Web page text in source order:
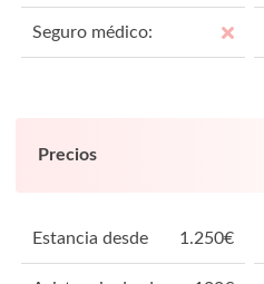
Seguro médico:
Precios
Estancia desde 1.250€